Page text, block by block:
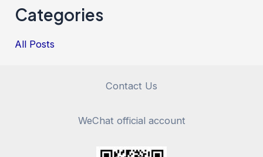
Categories
All Posts
Contact Us
WeChat official account